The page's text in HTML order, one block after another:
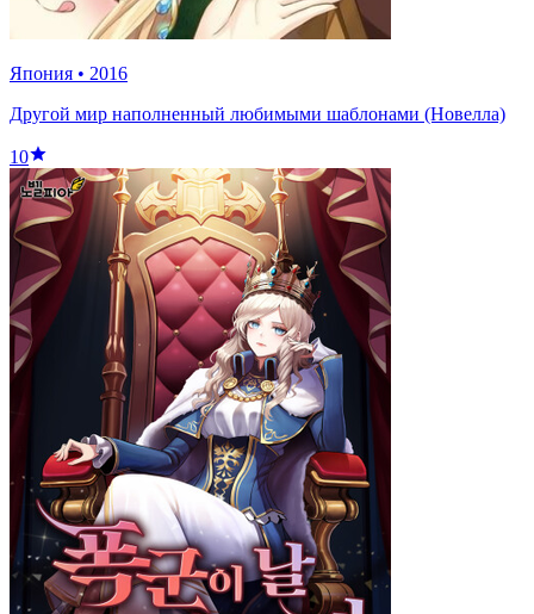
Япония • 2016
Другой мир наполненный любимыми шаблонами (Новелла)
10